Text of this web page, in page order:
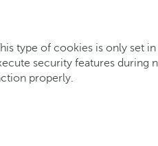
type of cookies is only set
security features during
properly.